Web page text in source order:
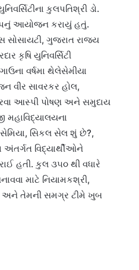
કુલપતિશ્રી ડો.
આયોજન કરાયું હતું.
સોસાયટી, ગુજરાત રાજ્ય
કૃષિ યુનિવર્સિટી
વર્ષમા થેલેસેમીયા
વીર સાવરકર હોલ,
આસ્પી પોષણ અને સમુદાય
મહાવિદ્યાલયના
સિકલ સેલ શું છે?,
વિદ્યાર્થીઓને
હતી. કુલ ૩૫૦ થી વધારે
માટે નિયામકશ્રી,
અને તેમની સમગ્ર ટીમે ખુબ